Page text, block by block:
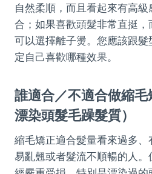
自然柔順，而且看起來有高
合；如果喜歡頭髮非常直挺
可以選擇離子燙。您應該跟
定自己喜歡哪種效果。
誰適合／不適合做縮
漂染頭髮毛躁髮質）
縮毛矯正適合髮量看來過多
易亂翹或者髮流不順暢的人